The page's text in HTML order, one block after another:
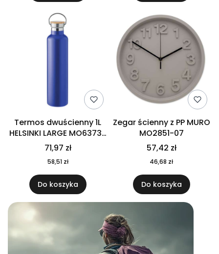
Termos dwuścienny 1L
HELSINKI LARGE MO6373-
04
71,97 zł
58,51 zł
Do koszyka
Zegar ścienny z PP MURO
MO2851-07
57,42 zł
46,68 zł
Do koszyka